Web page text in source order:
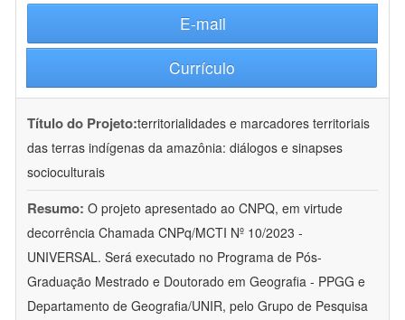
E-mail
Currículo
Título do Projeto:territorialidades e marcadores territoriais
das terras indígenas da amazônia: diálogos e sinapses
socioculturais
Resumo: O projeto apresentado ao CNPQ, em virtude
decorrência Chamada CNPq/MCTI Nº 10/2023 -
UNIVERSAL. Será executado no Programa de Pós-
Graduação Mestrado e Doutorado em Geografia - PPGG e
Departamento de Geografia/UNIR, pelo Grupo de Pesquisa